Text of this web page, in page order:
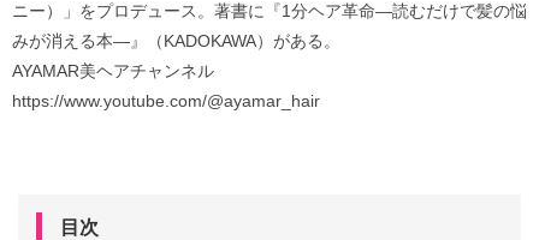
ニー）」をプロデュース。著書に『1分ヘア革命―読むだけで髪の悩
みが消える本―』（KADOKAWA）がある。
AYAMAR美ヘアチャンネル
https://www.youtube.com/@ayamar_hair
目次